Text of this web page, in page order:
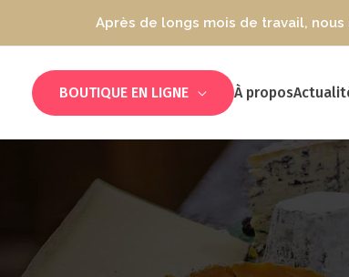
Après de longs mois de travail,
BOUTIQUE EN LIGNE À propos